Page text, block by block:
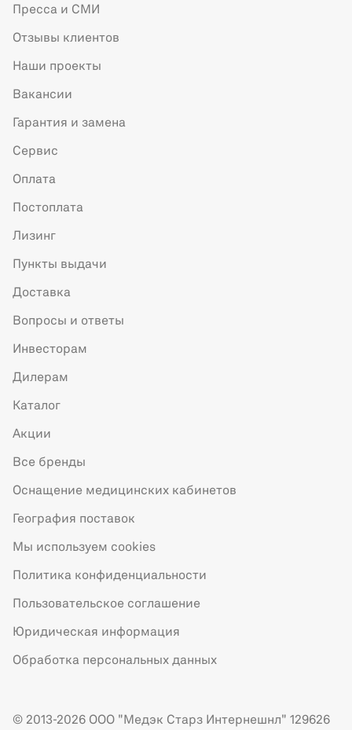
Пресса и СМИ
Отзывы клиентов
Наши проекты
Вакансии
Гарантия и замена
Сервис
Оплата
Постоплата
Лизинг
Пункты выдачи
Доставка
Вопросы и ответы
Инвесторам
Дилерам
Каталог
Акции
Все бренды
Оснащение медицинских кабинетов
География поставок
Мы используем cookies
Политика конфиденциальности
Пользовательское соглашение
Юридическая информация
Обработка персональных данных
© 2013-2026 ООО "Медэк Старз Интернешнл" 129626